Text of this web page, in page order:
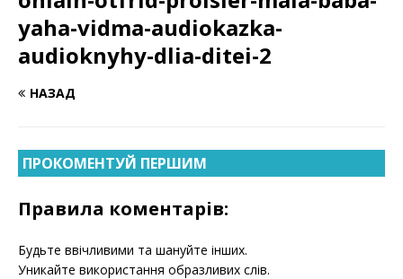
yaha-vidma-audiokazka-
audioknyhy-dlia-ditei-2
НАЗАД
ПРОКОМЕНТУЙ ПЕРШИМ
Правила коментарів:
Будьте ввічливими та шануйте інших.
Уникайте використання образливих слів.